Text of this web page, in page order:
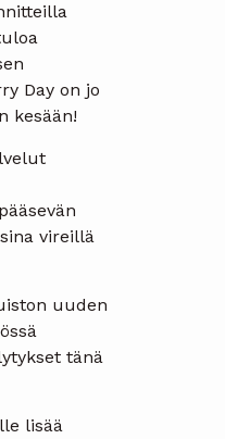
Day on jo
kesään!
vireillä
uuden
tänä
lisää